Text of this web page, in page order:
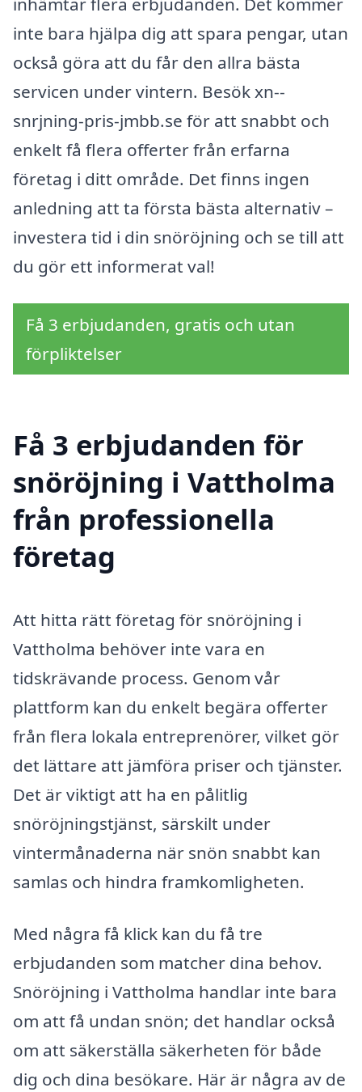
inte bara hjälpa dig att spara pengar, utan
också göra att du får den allra bästa
servicen under vintern. Besök xn--
snrjning-pris-jmbb.se för att snabbt och
enkelt få flera offerter från erfarna
företag i ditt område. Det finns ingen
anledning att ta första bästa alternativ –
investera tid i din snöröjning och se till att
du gör ett informerat val!
Få 3 erbjudanden, gratis och utan
förpliktelser
Få 3 erbjudanden för
snöröjning i Vattholma
från professionella
företag
Att hitta rätt företag för snöröjning i
Vattholma behöver inte vara en
tidskrävande process. Genom vår
plattform kan du enkelt begära offerter
från flera lokala entreprenörer, vilket gör
det lättare att jämföra priser och tjänster.
Det är viktigt att ha en pålitlig
snöröjningstjänst, särskilt under
vintermånaderna när snön snabbt kan
samlas och hindra framkomligheten.
Med några få klick kan du få tre
erbjudanden som matcher dina behov.
Snöröjning i Vattholma handlar inte bara
om att få undan snön; det handlar också
om att säkerställa säkerheten för både
dig och dina besökare. Här är några av de